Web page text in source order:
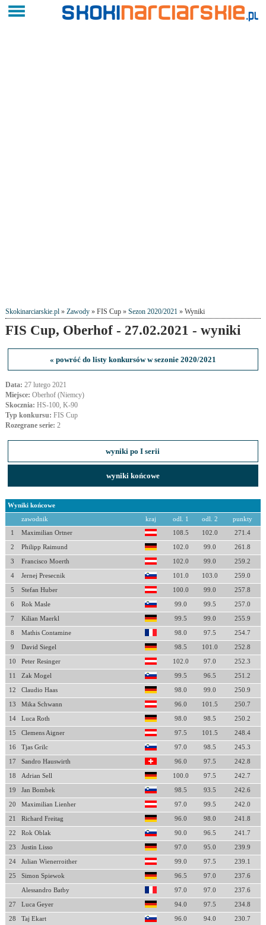
Skokinarciarskie.pl» Zawody» FIS Cup » Sezon 2020/2021» Wyniki
FIS Cup, Oberhof - 27.02.2021 - wyniki
« powróć do listy konkursów w sezonie 2020/2021
Data: 27 lutego 2021
Miejsce: Oberhof (Niemcy)
Skocznia: HS-100, K-90
Typ konkursu: FIS Cup
Rozegrane serie: 2
wyniki po I serii
wyniki końcowe
Wyniki końcowe
zawodnik kraj odl. 1 odl. 2 punkty
1 Maximilian Ortner 108.5 102.0 271.4
2 Philipp Raimund 102.0 99.0 261.8
3 Francisco Moerth 102.0 99.0 259.2
4 Jernej Presecnik 101.0 103.0 259.0
5 Stefan Huber 100.0 99.0 257.8
6 Rok Masle 99.0 99.5 257.0
7 Kilian Maerkl 99.5 99.0 255.9
8 Mathis Contamine 98.0 97.5 254.7
9 David Siegel 98.5 101.0 252.8
10 Peter Resinger 102.0 97.0 252.3
11 Zak Mogel 99.5 96.5 251.2
12 Claudio Haas 98.0 99.0 250.9
13 Mika Schwann 96.0 101.5 250.7
14 Luca Roth 98.0 98.5 250.2
15 Clemens Aigner 97.5 101.5 248.4
16 Tjas Grilc 97.0 98.5 245.3
17 Sandro Hauswirth 96.0 97.5 242.8
18 Adrian Sell 100.0 97.5 242.7
19 Jan Bombek 98.5 93.5 242.6
20 Maximilian Lienher 97.0 99.5 242.0
21 Richard Freitag 96.0 98.0 241.8
22 Rok Oblak 90.0 96.5 241.7
23 Justin Lisso 97.0 95.0 239.9
24 Julian Wienerroither 99.0 97.5 239.1
25 Simon Spiewok 96.5 97.0 237.6
Alessandro Batby 97.0 97.0 237.6
27 Luca Geyer 94.0 97.5 234.8
28 Taj Ekart 96.0 94.0 230.7